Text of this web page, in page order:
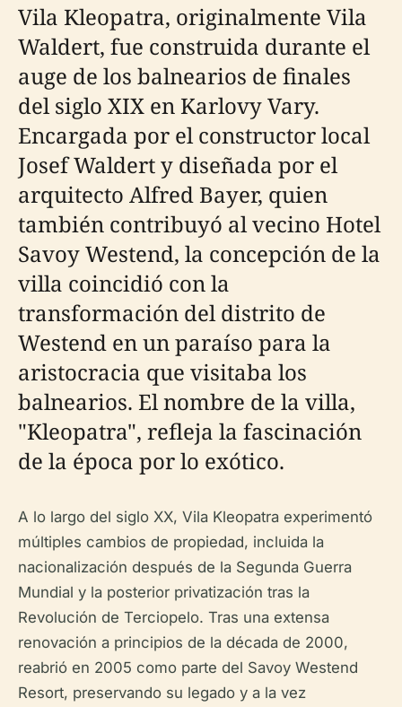
Vila Kleopatra, originalmente Vila
Waldert, fue construida durante el
auge de los balnearios de finales
del siglo XIX en Karlovy Vary.
Encargada por el constructor local
Josef Waldert y diseñada por el
arquitecto Alfred Bayer, quien
también contribuyó al vecino Hotel
Savoy Westend, la concepción de la
villa coincidió con la
transformación del distrito de
Westend en un paraíso para la
aristocracia que visitaba los
balnearios. El nombre de la villa,
"Kleopatra", refleja la fascinación
de la época por lo exótico.
A lo largo del siglo XX, Vila Kleopatra experimentó
múltiples cambios de propiedad, incluida la
nacionalización después de la Segunda Guerra
Mundial y la posterior privatización tras la
Revolución de Terciopelo. Tras una extensa
renovación a principios de la década de 2000,
reabrió en 2005 como parte del Savoy Westend
Resort, preservando su legado y a la vez